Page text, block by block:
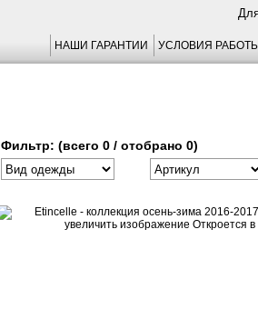
НАШИ ГАРАНТИИ УСЛОВИЯ
Фильтр: (всего 0 / отобрано 0)